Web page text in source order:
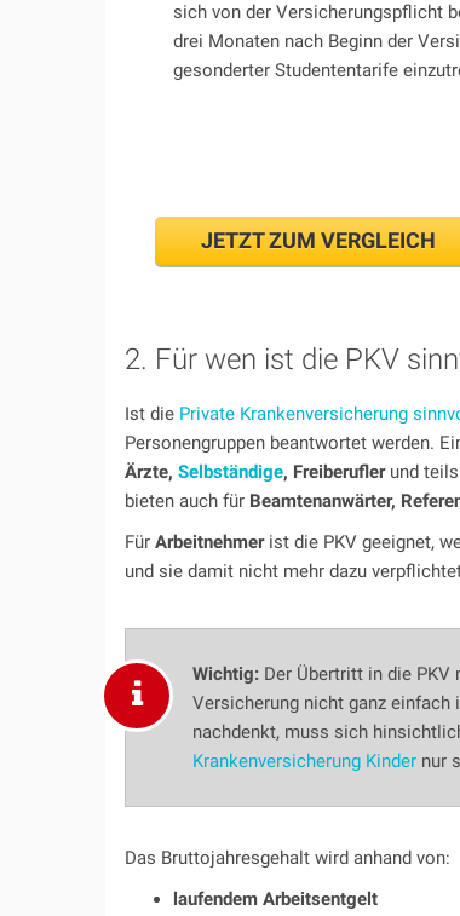
sich von der Versicherungspflicht
drei Monaten nach Beginn der
gesonderter Studententarife
JETZT ZUM VERGLEICH
2. Für wen ist die PKV
Ist die Private Krankenversicherung
Personengruppen beantwortet werden.
Ärzte, Selbständige, Freiberuflerund
bieten auch für Beamtenanwärter,
Für Arbeitnehmerist die PKV geeignet,
und sie damit nicht mehr dazu
Wichtig:Der Übertritt in die PKV
Versicherung nicht ganz einfach
nachdenkt, muss sich
Krankenversicherung Kindernur
Das Bruttojahresgehalt wird anhand von:
laufendem Arbeitsentgelt